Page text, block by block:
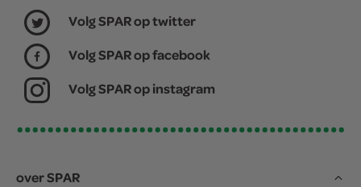
Volg SPAR op twitter
Volg SPAR op facebook
Volg SPAR op instagram
over SPAR